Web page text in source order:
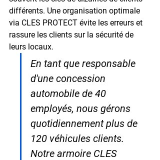
différents. Une organisation optimale
via CLES PROTECT évite les erreurs et
rassure les clients sur la sécurité de
leurs locaux.
En tant que responsable
d'une concession
automobile de 40
employés, nous gérons
quotidiennement plus de
120 véhicules clients.
Notre armoire CLES